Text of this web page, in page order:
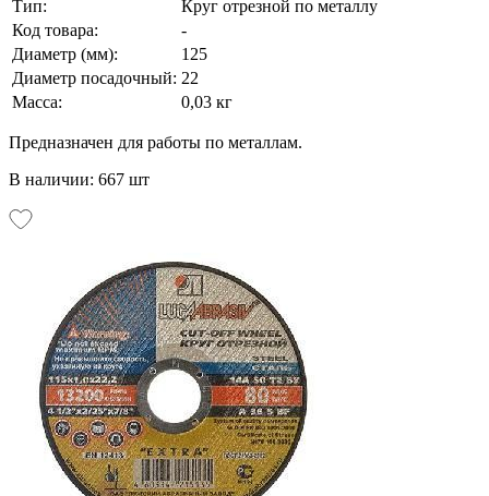
Тип:
Круг отрезной по металлу
Код товара:
-
Диаметр (мм):
125
Диаметр посадочный: 22
Масса:
0,03 кг
Предназначен для работы по металлам.
В наличии: 667 шт